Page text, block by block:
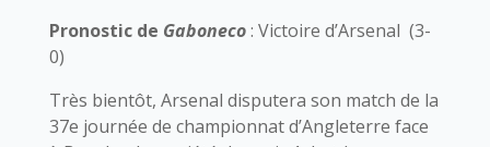
Pronostic de Gaboneco: Victoire d’Arsenal (3-
0)
Très bientôt, Arsenal disputera son match de la
37e journée de championnat d’Angleterre face